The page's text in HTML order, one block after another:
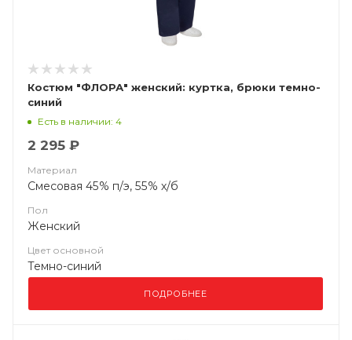
Костюм "ФЛОРА" женский: куртка, брюки темно-
синий
Есть в наличии: 4
2 295 ₽
Материал
Смесовая 45% п/э, 55% х/б
Пол
Женский
Цвет основной
Темно-синий
ПОДРОБНЕЕ